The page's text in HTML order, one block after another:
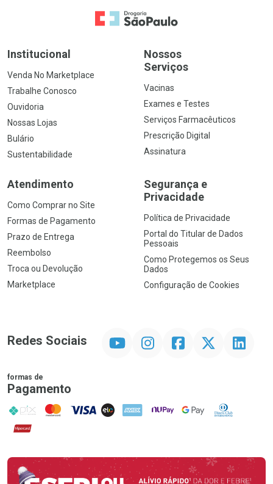
Ir para a Home
Institucional
Venda No Marketplace
Trabalhe Conosco
Ouvidoria
Nossas Lojas
Bulário
Sustentabilidade
Nossos
Serviços
Vacinas
Exames e Testes
Serviços Farmacêuticos
Prescrição Digital
Assinatura
Atendimento
Como Comprar no Site
Formas de Pagamento
Prazo de Entrega
Reembolso
Troca ou Devolução
Marketplace
Segurança e
Privacidade
Política de Privacidade
Portal do Titular de Dados
Pessoais
Como Protegemos os Seus
Dados
Configuração de Cookies
Redes Sociais InstagramFacebookTwitter Linkedin
formas de
Pagamento
PIX MasterCard
VISA ELO AMEX NuPay Google PayDiners Club
Hipercard
Promoção em Destaque